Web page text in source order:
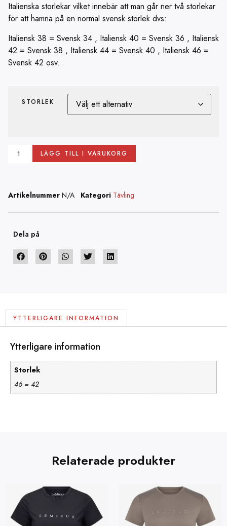
Italienska storlekar vilket innebär att man går ner två storlekar
för att hamna på en normal svensk storlek dvs:
Italiensk 38 = Svensk 34 , Italiensk 40 = Svensk 36 , Italiensk
42 = Svensk 38 , Italiensk 44 = Svensk 40 , Italiensk 46 =
Svensk 42 osv..
STORLEK
LÄGG TILL I VARUKORG
Artikelnummer N/A Kategori Tävling
Dela på
YTTERLIGARE INFORMATION
Ytterligare information
Storlek
46 = 42
Relaterade produkter